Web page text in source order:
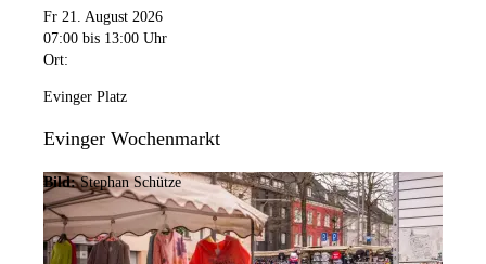
Fr 21. August 2026
07:00 bis 13:00 Uhr
Ort:
Evinger Platz
Evinger Wochenmarkt
Bild: Stephan Schütze